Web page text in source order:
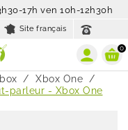
17h ven 10h-12h30h
Site français
0
Xbox One
parleur - Xbox One